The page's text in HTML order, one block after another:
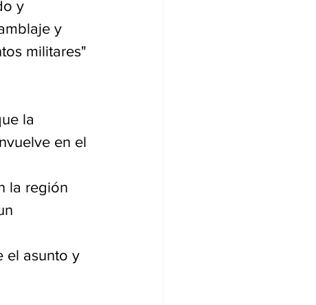
y
y
militares"
la
en el
la región
el asunto y